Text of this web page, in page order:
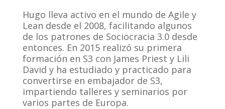
Hugo lleva activo en el mundo de Agile y
Lean desde el 2008, facilitando algunos
de los patrones de Sociocracia 3.0 desde
entonces. En 2015 realizó su primera
formación en S3 con James Priest y Lili
David y ha estudiado y practicado para
convertirse en embajador de S3,
impartiendo talleres y seminarios por
varios partes de Europa.